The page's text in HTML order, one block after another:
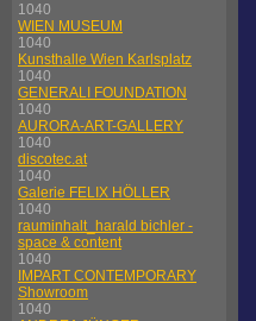
1040
WIEN MUSEUM
1040
Kunsthalle Wien Karlsplatz
1040
GENERALI FOUNDATION
1040
AURORA-ART-GALLERY
1040
discotec.at
1040
Galerie FELIX HÖLLER
1040
rauminhalt_harald bichler -
space & content
1040
IMPART CONTEMPORARY
Showroom
1040